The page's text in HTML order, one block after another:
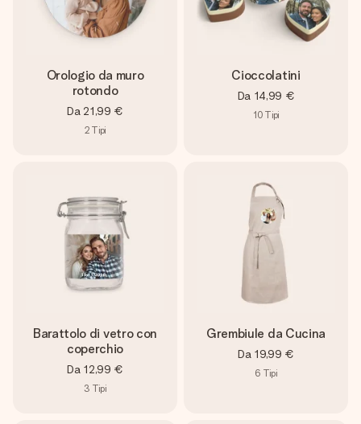
Orologio da muro
rotondo
Da 21,99 €
2 Tipi
Cioccolatini
Da 14,99 €
10 Tipi
Barattolo di vetro con
coperchio
Da 12,99 €
3 Tipi
Grembiule da Cucina
Da 19,99 €
6 Tipi